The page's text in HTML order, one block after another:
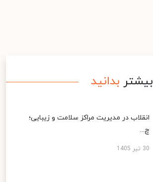
بیشتر بدانید
انقلاب در مدیریت مراکز سلامت و زیبایی؛
چ...
30 تیر 1405